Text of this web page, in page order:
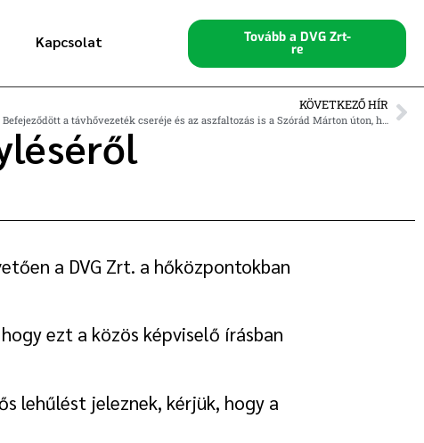
Kapcsolat Tovább a DVG Zrt-
re
KÖVETKEZŐ HÍR
Befejeződött a távhővezeték cseréje és az aszfaltozás is a Szórád Márton úton, h…
a DVG Zrt. a hőközpontokban
ezt a közös képviselő írásban
lehűlést jeleznek, kérjük, hogy a